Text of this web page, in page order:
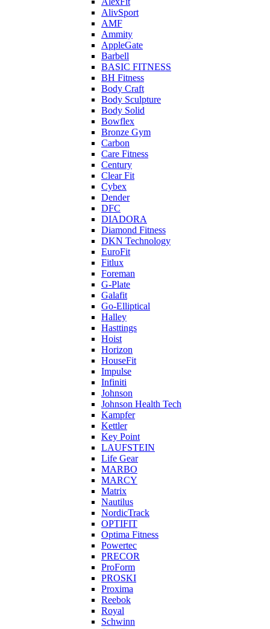
AlivSport
AMF
Ammity
AppleGate
Barbell
BASIC FITNESS
BH Fitness
Body Craft
Body Sculpture
Body Solid
Bowflex
Bronze Gym
Carbon
Care Fitness
Century
Clear Fit
Cybex
Dender
DFC
DIADORA
Diamond Fitness
DKN Technology
EuroFit
Fitlux
Foreman
G-Plate
Galafit
Go-Elliptical
Halley
Hasttings
Hoist
Horizon
HouseFit
Impulse
Infiniti
Johnson
Johnson Health Tech
Kampfer
Kettler
Key Point
LAUFSTEIN
Life Gear
MARBO
MARCY
Matrix
Nautilus
NordicTrack
OPTIFIT
Optima Fitness
Powertec
PRECOR
ProForm
PROSKI
Proxima
Reebok
Royal
Schwinn